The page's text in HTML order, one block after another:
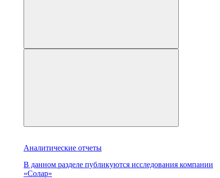
Аналитические отчеты
В данном разделе публикуются исследования компании
«Солар»